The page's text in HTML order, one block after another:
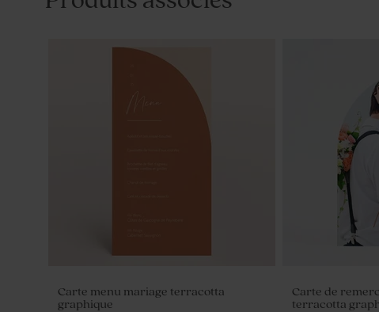
Carte menu mariage terracotta
graphique
Carte de
terracotta